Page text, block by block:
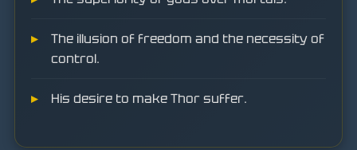
The illusion of freedom and the necessity of
control.
His desire to make Thor suffer.